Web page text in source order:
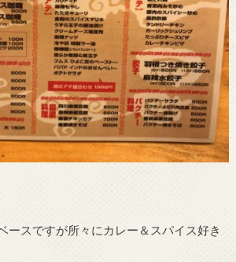
ースですが所々にカレー＆スパイス好き